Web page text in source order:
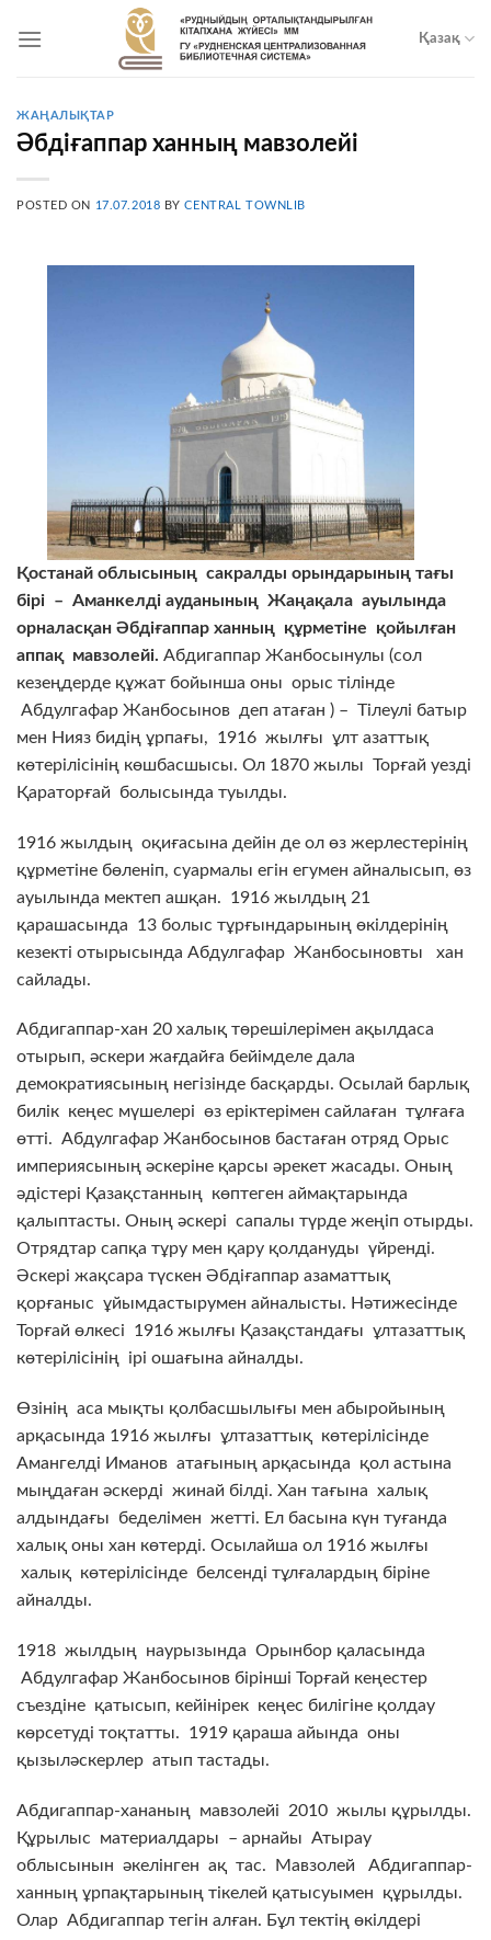
Қазақ
ЖАҢАЛЫҚТАР
Әбдіғаппар ханның мавзолейі
POSTED ON 17.07.2018 BYCENTRAL TOWNLIB
Қостанай облысының сакралды орындарының тағы
бірі – Аманкелді ауданының Жаңақала ауылында
орналасқан Әбдіғаппар ханның құрметіне қойылған
аппақ мавзолейі. Абдигаппар Жанбосынулы (сол
кезеңдерде құжат бойынша оны орыс тілінде
Абдулгафар Жанбосынов деп атаған ) – Тілеулі батыр
мен Нияз бидің ұрпағы, 1916 жылғы ұлт азаттық
көтерілісінің көшбасшысы. Ол 1870 жылы Торғай уезді
Қараторғай болысында туылды.
1916 жылдың оқиғасына дейін де ол өз жерлестерінің
құрметіне бөленіп, суармалы егін егумен айналысып, өз
ауылында мектеп ашқан. 1916 жылдың 21
қарашасында 13 болыс тұрғындарының өкілдерінің
кезекті отырысында Абдулгафар Жанбосыновты хан
сайлады.
Абдигаппар-хан 20 халық төрешілерімен ақылдаса
отырып, әскери жағдайға бейімделе дала
демократиясының негізінде басқарды. Осылай барлық
билік кеңес мүшелері өз еріктерімен сайлаған тұлғаға
өтті. Абдулгафар Жанбосынов бастаған отряд Орыс
империясының әскеріне қарсы әрекет жасады. Оның
әдістері Қазақстанның көптеген аймақтарында
қалыптасты. Оның әскері сапалы түрде жеңіп отырды.
Отрядтар сапқа тұру мен қару қолдануды үйренді.
Әскері жақсара түскен Әбдіғаппар азаматтық
қорғаныс ұйымдастырумен айналысты. Нәтижесінде
Торғай өлкесі 1916 жылғы Қазақстандағы ұлтазаттық
көтерілісінің ірі ошағына айналды.
Өзінің аса мықты қолбасшылығы мен абыройының
арқасында 1916 жылғы ұлтазаттық көтерілісінде
Амангелді Иманов атағының арқасында қол астына
мыңдаған әскерді жинай білді. Хан тағына халық
алдындағы беделімен жетті. Ел басына күн туғанда
халық оны хан көтерді. Осылайша ол 1916 жылғы
халық көтерілісінде белсенді тұлғалардың біріне
айналды.
1918 жылдың наурызында Орынбор қаласында
Абдулгафар Жанбосынов бірінші Торғай кеңестер
съездіне қатысып, кейінірек кеңес билігіне қолдау
көрсетуді тоқтатты. 1919 қараша айында оны
қызыләскерлер атып тастады.
Абдигаппар-хананың мавзолейі 2010 жылы құрылды.
Құрылыс материалдары – арнайы Атырау
облысынын әкелінген ақ тас. Мавзолей Абдигаппар-
ханның ұрпақтарының тікелей қатысуымен құрылды.
Олар Абдигаппар тегін алған. Бұл тектің өкілдері